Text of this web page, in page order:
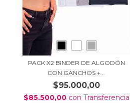
PACK X2 BINDER DE ALGODÓN
CON GANCHOS +...
$95.000,00
$85.500,00 con Transferencia